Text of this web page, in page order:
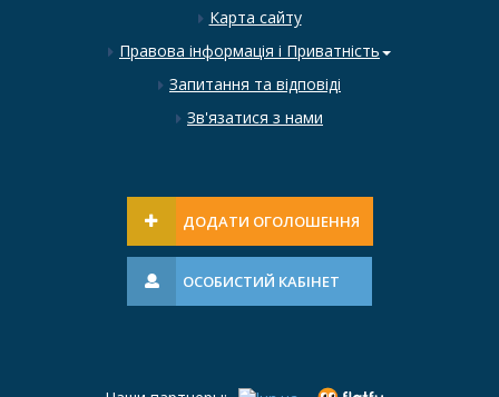
Карта сайту
Правова інформація і Приватність
Запитання та відповіді
Зв'язатися з нами
ДОДАТИ ОГОЛОШЕННЯ
ОСОБИСТИЙ КАБІНЕТ